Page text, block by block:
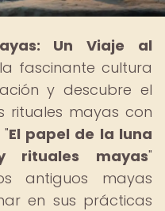
Un Viaje al
fascinante cultura
y descubre el
rituales mayas con
El papel de la luna
rituales mayas"
antiguos mayas
en sus prácticas